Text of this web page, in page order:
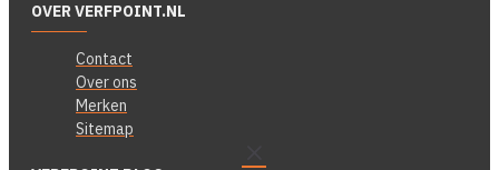
OVER VERFPOINT.NL
Contact
Over ons
Merken
Sitemap